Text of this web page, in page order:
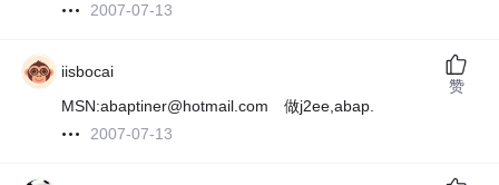
2007-07-13
iisbocai
MSN:abaptiner@hotmail.com 做j2ee,abap.
2007-07-13
赞